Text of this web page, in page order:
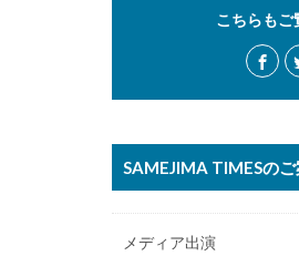
こちらもご
SAMEJIMA TIMESのご
メディア出演